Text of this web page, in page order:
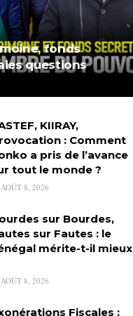
fonds
questions
KIIRAY,
: Comment
a pris de l’avance
tout le monde ?
AOÛT 8, 2026
sur Bourdes,
sur Fautes : le
mérite-t-il mieux
AOÛT 8, 2026
Fiscales :